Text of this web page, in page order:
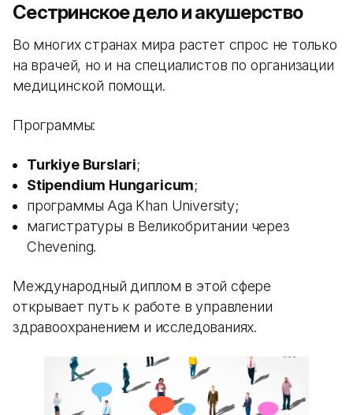
Сестринское дело и акушерство
Во многих странах мира растет спрос не только
на врачей, но и на специалистов по организации
медицинской помощи.
Программы:
Turkiye Burslari;
Stipendium Hungaricum;
программы Aga Khan University;
магистратуры в Великобритании через
Chevening.
Международный диплом в этой сфере
открывает путь к работе в управлении
здравоохранением и исследованиях.